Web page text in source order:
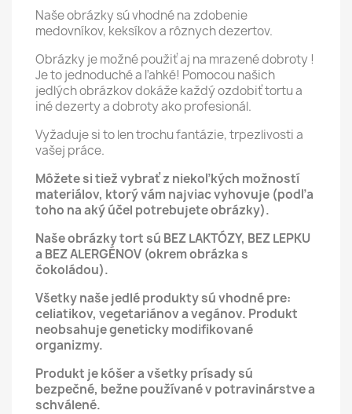
Naše obrázky sú vhodné na zdobenie
medovníkov, keksíkov a rôznych dezertov.
Obrázky je možné použiť aj na mrazené dobroty !
Je to jednoduché a ľahké! Pomocou našich
jedlých obrázkov dokáže každý ozdobiť tortu a
iné dezerty a dobroty ako profesionál.
Vyžaduje si to len trochu fantázie, trpezlivosti a
vašej práce.
Môžete si tiež vybrať z niekoľkých možností
materiálov, ktorý vám najviac vyhovuje (podľa
toho na aký účel potrebujete obrázky).
Naše obrázky tort sú BEZ LAKTÓZY, BEZ LEPKU
a BEZ ALERGÉNOV (okrem obrázka s
čokoládou).
Všetky naše jedlé produkty sú vhodné pre:
celiatikov, vegetariánov a vegánov. Produkt
neobsahuje geneticky modifikované
organizmy.
Produkt je kóšer a všetky prísady sú
bezpečné, bežne používané v potravinárstve a
schválené.